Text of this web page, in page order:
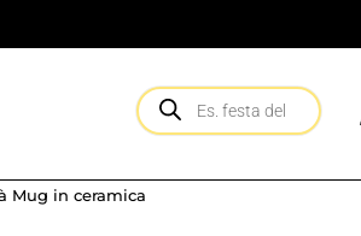
Mug in ceramica